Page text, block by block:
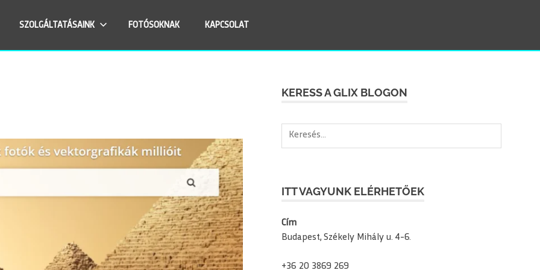
SZOLGÁLTATÁSAINK FOTÓSOKNAK KAPCSOLAT
KERESS A GLIX BLOGON
Keresés:
ITT VAGYUNK ELÉRHETŐEK
Cím
Budapest, Székely Mihály u. 4-6.
+36 20 3869 269